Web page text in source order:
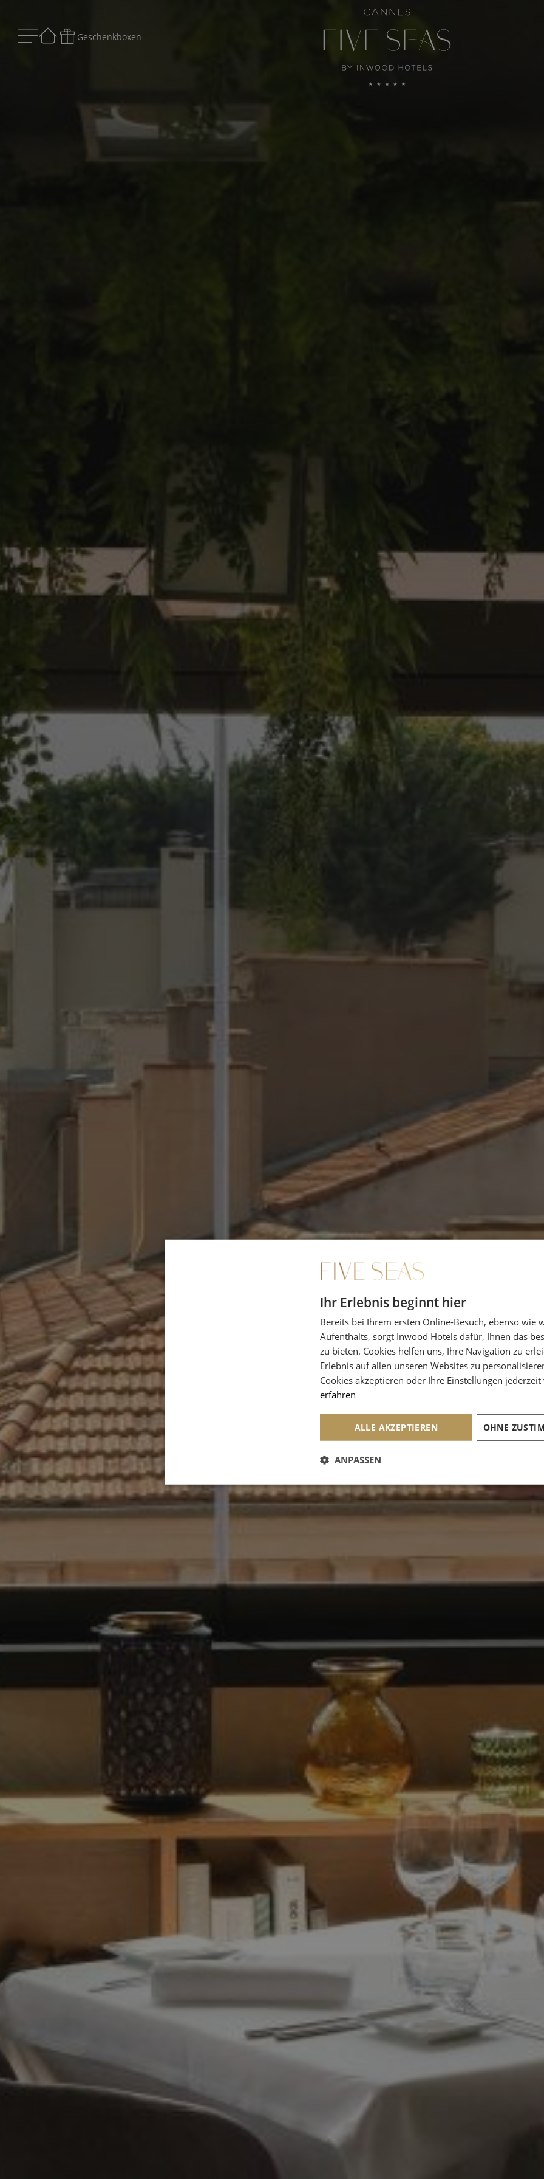
Geschenkboxen
Ihr Erlebnis beginnt hier
Bereits bei Ihrem ersten Online-Besuch, ebenso wie
Aufenthalts, sorgt Inwood Hotels dafür, Ihnen das
zu bieten. Cookies helfen uns, Ihre Navigation zu
Erlebnis auf allen unseren Websites zu
Cookies akzeptieren oder Ihre Einstellungen
erfahren
ALLE AKZEPTIEREN
ANPASSEN